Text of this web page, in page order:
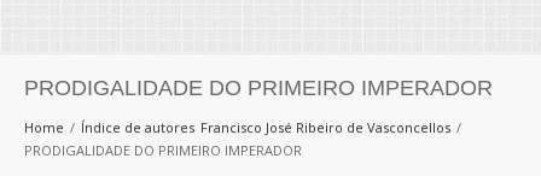
PRODIGALIDADE DO PRIMEIRO IMPERADOR
Home Índice de autores Francisco José Ribeiro de Vasconcellos
PRODIGALIDADE DO PRIMEIRO IMPERADOR